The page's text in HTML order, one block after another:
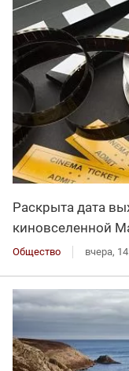
Раскрыта дата
киновселенной
Общество вчера,